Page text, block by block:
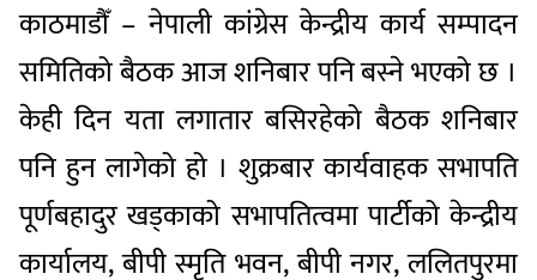
काठमाडौँ – नेपाली कांग्रेस केन्द्रीय कार्य सम्पादन
समितिको बैठक आज शनिबार पनि बस्ने भएको छ ।
केही दिन यता लगातार बसिरहेको बैठक शनिबार
पनि हुन लागेको हो । शुक्रबार कार्यवाहक सभापति
पूर्णबहादुर खड्काको सभापतित्वमा पार्टीको केन्द्रीय
कार्यालय, बीपी स्मृति भवन, बीपी नगर, ललितपुरमा